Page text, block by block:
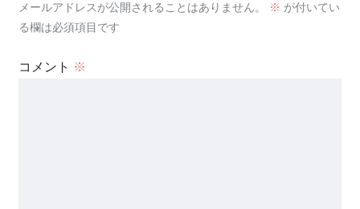
メールアドレスが公開されることはありません。 ※ が付いてい
る欄は必須項目です
コメント ※